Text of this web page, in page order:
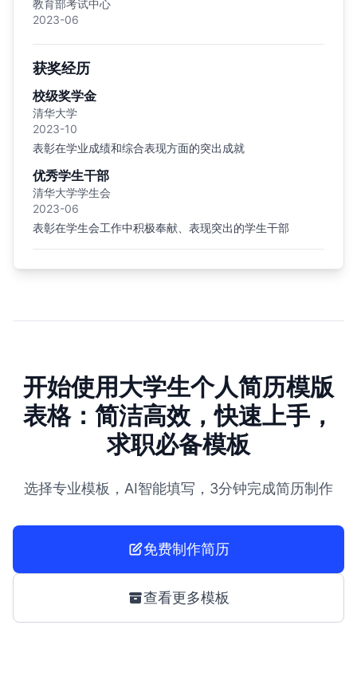
教育部考试中心
2023-06
获奖经历
校级奖学金
清华大学
2023-10
表彰在学业成绩和综合表现方面的突出成就
优秀学生干部
清华大学学生会
2023-06
表彰在学生会工作中积极奉献、表现突出的学生干部
开始使用大学生个人简历模版
表格：简洁高效，快速上手，
求职必备模板
选择专业模板，AI智能填写，3分钟完成简历制作
免费制作简历
查看更多模板